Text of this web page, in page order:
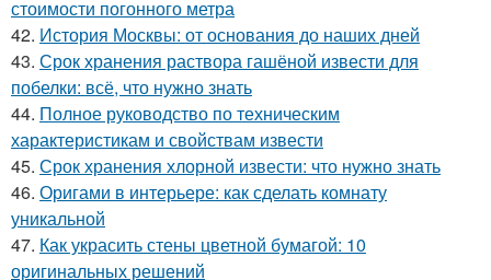
стоимости погонного метра
42. История Москвы: от основания до наших дней
43. Срок хранения раствора гашёной извести для
побелки: всё, что нужно знать
44. Полное руководство по техническим
характеристикам и свойствам извести
45. Срок хранения хлорной извести: что нужно знать
46. Оригами в интерьере: как сделать комнату
уникальной
47. Как украсить стены цветной бумагой: 10
оригинальных решений